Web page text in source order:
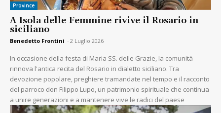
Province
A Isola delle Femmine rivive il Rosario in
siciliano
Benedetto Frontini - 2 Luglio 2026
In occasione della festa di Maria SS. delle Grazie, la comunità
rinnova l'antica recita del Rosario in dialetto siciliano. Tra
devozione popolare, preghiere tramandate nel tempo e il racconto
del parroco don Filippo Lupo, un patrimonio spirituale che continua
a unire generazioni e a mantenere vive le radici del paese